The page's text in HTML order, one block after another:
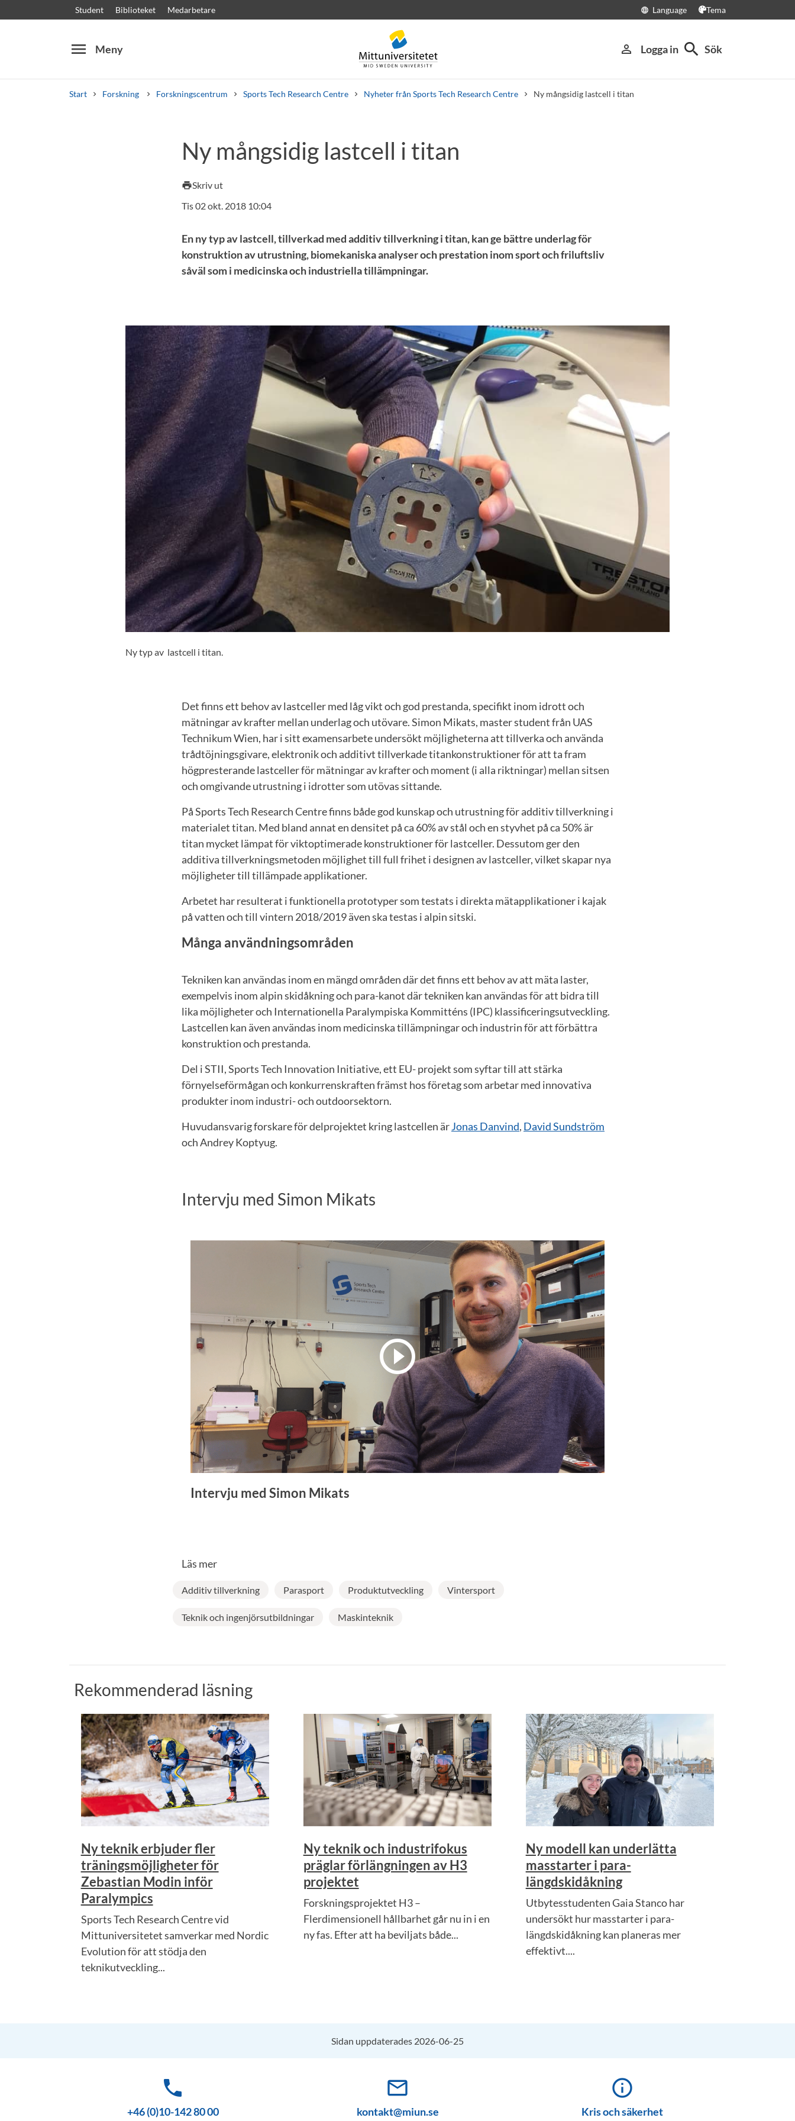
Student Biblioteket Medarbetare language Language Tema
menu Meny person_outline Logga in search Sök
Start Forskning Forskningscentrum Sports Tech Research Centre Nyheter från Sports Tech Research Centre Ny mångsidig lastcell i titan
Kursplaner VälkomstbrevPersonal Lediga jobb
Ny mångsidig lastcell i titan
printSkriv ut
Tis 02 okt. 2018 10:04
En ny typ av lastcell, tillverkad med additiv tillverkning i titan, kan ge bättre underlag för
konstruktion av utrustning, biomekaniska analyser och prestation inom sport och friluftsliv
såväl som i medicinska och industriella tillämpningar.
Ny typ av lastcell i titan.
Det finns ett behov av lastceller med låg vikt och god prestanda, specifikt inom idrott och
mätningar av krafter mellan underlag och utövare. Simon Mikats, master student från UAS
Technikum Wien, har i sitt examensarbete undersökt möjligheterna att tillverka och använda
trådtöjningsgivare, elektronik och additivt tillverkade titankonstruktioner för att ta fram
högpresterande lastceller för mätningar av krafter och moment (i alla riktningar) mellan sitsen
och omgivande utrustning i idrotter som utövas sittande.
På Sports Tech Research Centre finns både god kunskap och utrustning för additiv tillverkning i
materialet titan. Med bland annat en densitet på ca 60% av stål och en styvhet på ca 50% är
titan mycket lämpat för viktoptimerade konstruktioner för lastceller. Dessutom ger den
additiva tillverkningsmetoden möjlighet till full frihet i designen av lastceller, vilket skapar nya
möjligheter till tillämpade applikationer.
Arbetet har resulterat i funktionella prototyper som testats i direkta mätapplikationer i kajak
på vatten och till vintern 2018/2019 även ska testas i alpin sitski.
Många användningsområden
Tekniken kan användas inom en mängd områden där det finns ett behov av att mäta laster,
exempelvis inom alpin skidåkning och para-kanot där tekniken kan användas för att bidra till
lika möjligheter och Internationella Paralympiska Kommitténs (IPC) klassificeringsutveckling.
Lastcellen kan även användas inom medicinska tillämpningar och industrin för att förbättra
konstruktion och prestanda.
Del i STII, Sports Tech Innovation Initiative, ett EU- projekt som syftar till att stärka
förnyelseförmågan och konkurrenskraften främst hos företag som arbetar med innovativa
produkter inom industri- och outdoorsektorn.
Huvudansvarig forskare för delprojektet kring lastcellen ärJonas Danvind, David Sundström
och Andrey Koptyug.
Intervju med Simon Mikats
Intervju med Simon Mikats
Läs mer
Additiv tillverkning Parasport Produktutveckling Vintersport
Teknik och ingenjörsutbildningar Maskinteknik
Rekommenderad läsning
Ny teknik erbjuder fler
träningsmöjligheter för
Zebastian Modin inför
Paralympics
Sports Tech Research Centre vid
Mittuniversitetet samverkar med Nordic
Evolution för att stödja den
teknikutveckling...
Ny teknik och industrifokus
präglar förlängningen av H3
projektet
Forskningsprojektet H3 –
Flerdimensionell hållbarhet går nu in i en
ny fas. Efter att ha beviljats både...
Ny modell kan underlätta
masstarter i para-
längdskidåkning
Utbytesstudenten Gaia Stanco har
undersökt hur masstarter i para-
längdskidåkning kan planeras mer
effektivt....
Sidan uppdaterades 2026-06-25
phone
+46 (0)10-142 80 00
mail_outline
kontakt@miun.se
info_outline
Kris och säkerhet